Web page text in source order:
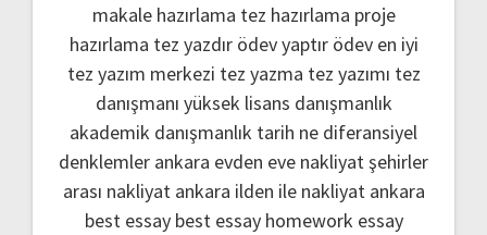
makale hazırlama tez hazırlama proje
hazırlama tez yazdır ödev yaptır ödev en iyi
tez yazım merkezi tez yazma tez yazımı tez
danışmanı yüksek lisans danışmanlık
akademik danışmanlık tarih ne diferansiyel
denklemler ankara evden eve nakliyatşehirler
arası nakliyat ankara ilden ile nakliyat ankara
best essay best essay homework essay